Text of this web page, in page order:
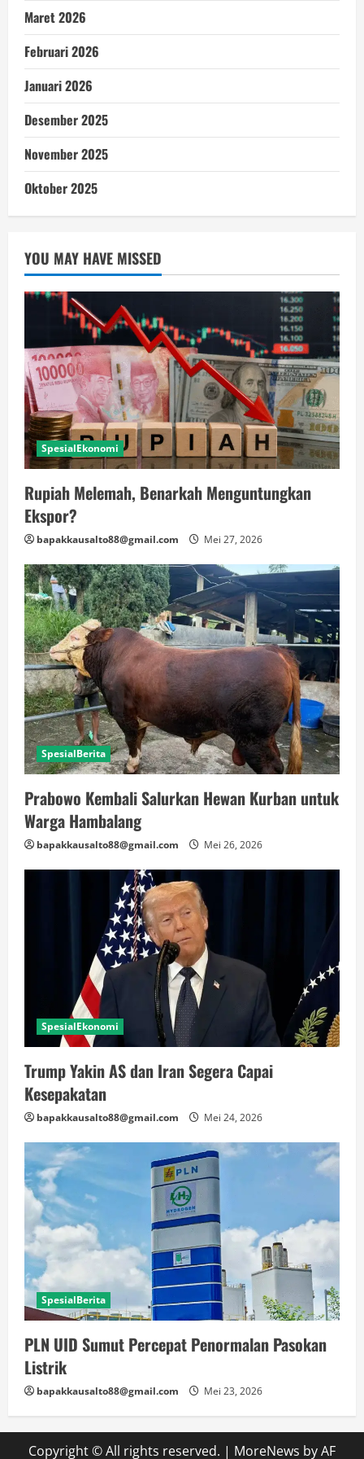
Maret 2026
Februari 2026
Januari 2026
Desember 2025
November 2025
Oktober 2025
YOU MAY HAVE MISSED
SpesialEkonomi
Rupiah Melemah, Benarkah Menguntungkan
Ekspor?
bapakkausalto88@gmail.com Mei 27, 2026
SpesialBerita
Prabowo Kembali Salurkan Hewan Kurban untuk
Warga Hambalang
bapakkausalto88@gmail.com Mei 26, 2026
SpesialEkonomi
Trump Yakin AS dan Iran Segera Capai
Kesepakatan
bapakkausalto88@gmail.com Mei 24, 2026
SpesialBerita
PLN UID Sumut Percepat Penormalan Pasokan
Listrik
bapakkausalto88@gmail.com Mei 23, 2026
Copyright © All rights reserved. | MoreNews by AF